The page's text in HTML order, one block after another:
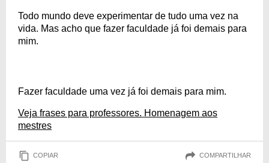
Todo mundo deve experimentar de tudo uma vez na
vida. Mas acho que fazer faculdade já foi demais para
mim.
Fazer faculdade uma vez já foi demais para mim.
Veja frases para professores. Homenagem aos
mestres
COPIAR COMPARTILHAR